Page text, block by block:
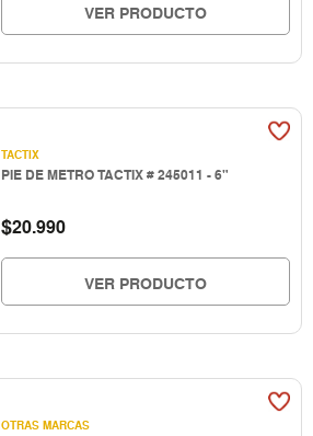
VER PRODUCTO
TACTIX
PIE DE METRO TACTIX # 245011 - 6"
$20.990
VER PRODUCTO
OTRAS MARCAS